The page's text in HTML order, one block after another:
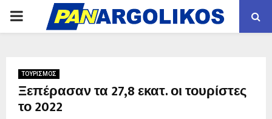
PRIMARY
ΤΟΥΡΙΣΜΟΣ
Ξεπέρασαν τα 27,8 εκατ. οι τουρίστες
το 2022